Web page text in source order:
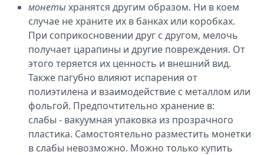
монеты хранятся другим образом. Ни в коем
случае не храните их в банках или коробках.
При соприкосновении друг с другом, мелочь
получает царапины и другие повреждения. От
этого теряется их ценность и внешний вид.
Также пагубно влияют испарения от
полиэтилена и взаимодействие с металлом или
фольгой. Предпочтительно хранение в:
слабы - вакуумная упаковка из прозрачного
пластика. Самостоятельно разместить монетки
в слабы невозможно. Можно только купить